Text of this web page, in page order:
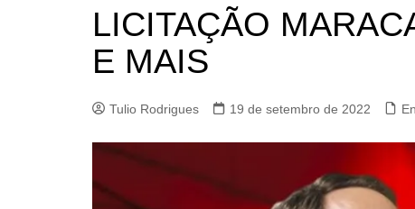
LICITAÇÃO
E MAIS
Tulio Rodrigues 19 de setembro de 2022